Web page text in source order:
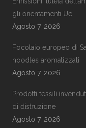
gli orientamenti Ue
Agosto 7, 2026
Focolaio europeo di
noodles aromatizzati
Agosto 7, 2026
Prodotti tessili
di distruzione
Agosto 7, 2026